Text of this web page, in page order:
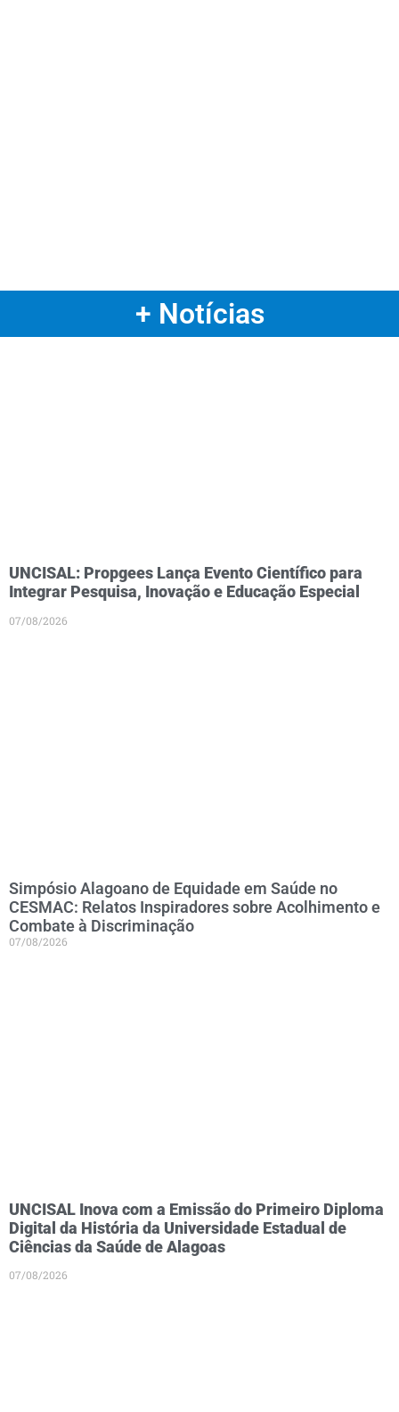
+ Notícias
UNCISAL: Propgees Lança Evento Científico para
Integrar Pesquisa, Inovação e Educação Especial
07/08/2026
Simpósio Alagoano de Equidade em Saúde no
CESMAC: Relatos Inspiradores sobre Acolhimento e
Combate à Discriminação
07/08/2026
UNCISAL Inova com a Emissão do Primeiro Diploma
Digital da História da Universidade Estadual de
Ciências da Saúde de Alagoas
07/08/2026